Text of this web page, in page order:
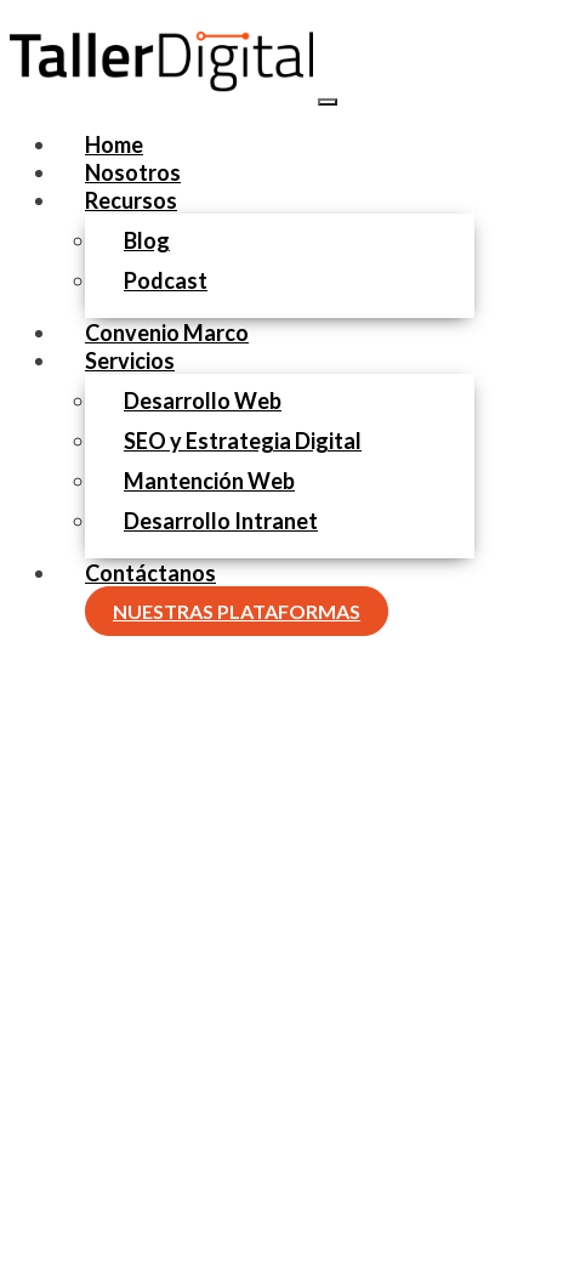
Home
Nosotros
Recursos
Blog
Podcast
Convenio Marco
Servicios
Desarrollo Web
SEO y Estrategia Digital
Mantención Web
Desarrollo Intranet
Contáctanos
NUESTRAS PLATAFORMAS